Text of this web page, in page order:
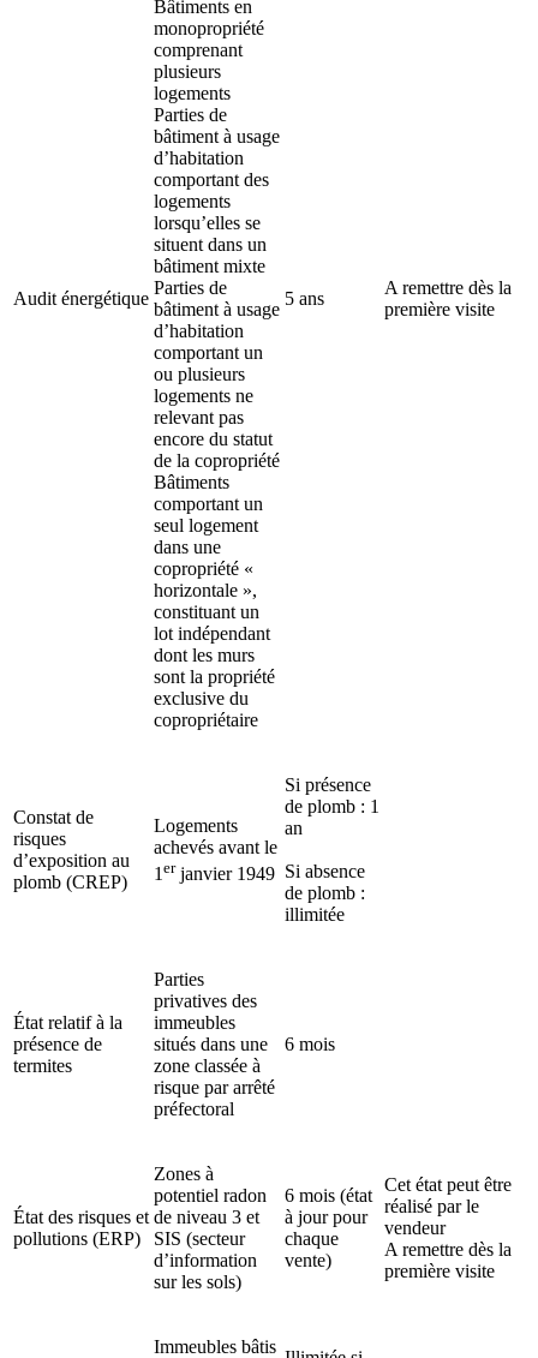
Audit énergétique
Bâtiments en
monopropriété
comprenant
plusieurs
logements
Parties de
bâtiment à usage
d’habitation
comportant des
logements
lorsqu’elles se
situent dans un
bâtiment mixte
Parties de
bâtiment à usage
d’habitation
comportant un
ou plusieurs
logements ne
relevant pas
encore du statut
de la copropriété
Bâtiments
comportant un
seul logement
dans une
copropriété «
horizontale »,
constituant un
lot indépendant
dont les murs
sont la propriété
exclusive du
copropriétaire
5 ans
A remettre dès la
première visite
Constat de
risques
d’exposition au
plomb (CREP)
Logements
achevés avant le
1 erjanvier 1949
Si présence
de plomb : 1
an
Si absence
de plomb :
illimitée
État relatif à la
présence de
termites
Parties
privatives des
immeubles
situés dans une
zone classée à
risque par arrêté
préfectoral
6 mois
État des risques et
pollutions (ERP)
Zones à
potentiel radon
de niveau 3 et
SIS (secteur
d’information
sur les sols)
6 mois (état
à jour pour
chaque
vente)
Cet état peut être
réalisé par le
vendeur
A remettre dès la
première visite
Immeubles bâtis